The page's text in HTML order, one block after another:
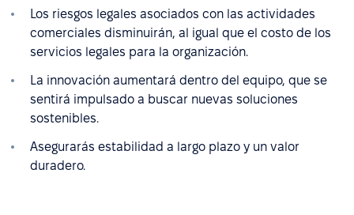
Los riesgos legales asociados con las actividades
comerciales disminuirán, al igual que el costo de los
servicios legales para la organización.
La innovación aumentará dentro del equipo, que se
sentirá impulsado a buscar nuevas soluciones
sostenibles.
Asegurarás estabilidad a largo plazo y un valor
duradero.